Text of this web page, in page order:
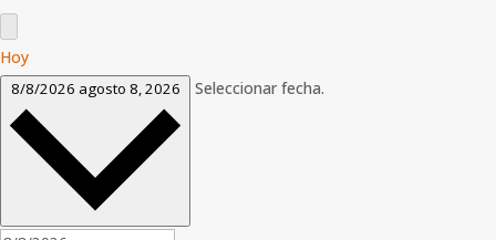
Hoy
8/8/2026 agosto 8, 2026 Seleccionar fecha.